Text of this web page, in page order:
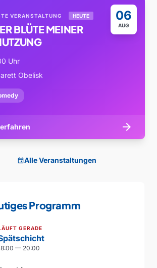
06
AUG
VERANSTALTUNG HEUTE
BLÜTE MEINER
Uhr
Obelisk
arrow_forward
eventAlle Veranstaltungen
Programm
GERADE
— 20:00